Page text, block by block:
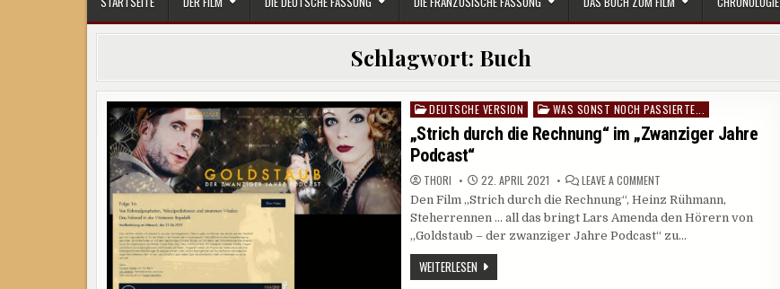
Schlagwort: Buch
Posted
in
DEUTSCHE VERSION WAS SONST NOCH PASSIERTE...
„Strich durch die Rechnung“ im „Zwanziger Jahre
Podcast“
THORI 22. APRIL 2021 LEAVE A COMMENTON
DURCH
DIE
RECHNUNG“
IM
„ZWANZIGER
Den Film „Strich durch die Rechnung“, Heinz Rühmann,
Steherrennen … all das bringt Lars Amenda den Hörern von
„Goldstaub – der zwanziger Jahre Podcast“ zu…
WEITERLESEN„STRICH
DURCH